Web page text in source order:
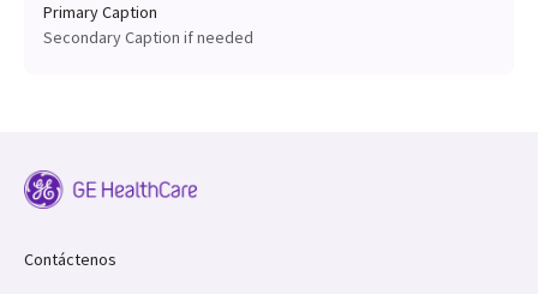
Primary Caption
Secondary Caption if needed
Contáctenos